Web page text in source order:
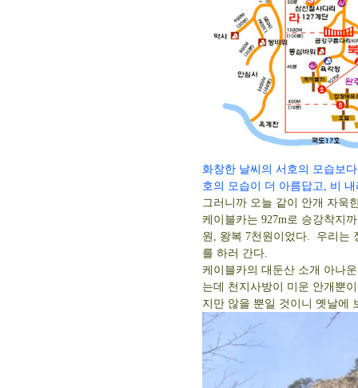
화창한 날씨의 서호의 모습보
호의 모습이 더 아름답고, 비
그러니까 오늘 같이 안개 자욱
케이블카는 927m로 승강착지
원, 왕복 7천원이었다. 우리는
를 하러 간다.
케이블카의 대둔산 소개 아나
는데 천지사방이 미운 안개뿐
지만 않을 뿐일 것이니 옛날에